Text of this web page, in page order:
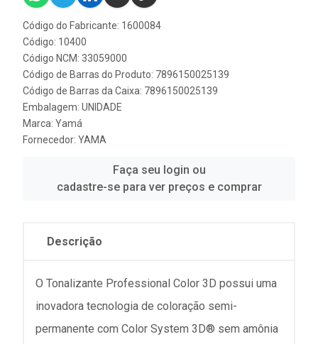
Código do Fabricante: 1600084
Código: 10400
Código NCM: 33059000
Código de Barras do Produto: 7896150025139
Código de Barras da Caixa: 7896150025139
Embalagem: UNIDADE
Marca: Yamá
Fornecedor: YAMA
Faça seu login ou
cadastre-se para ver preços e comprar
Descrição
O Tonalizante Professional Color 3D possui uma
inovadora tecnologia de coloração semi-
permanente com Color System 3D® sem amônia